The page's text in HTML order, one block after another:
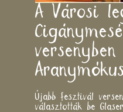
A Városi
Újabb fesztivál
választották be